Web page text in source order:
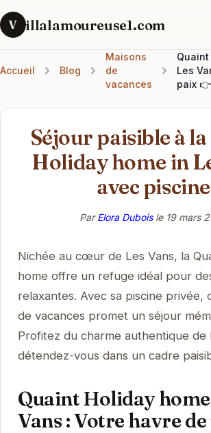
V illalamoureuse1.com
Accueil Blog
Maisons
de
vacances
Les
paix
Séjour paisible à
Holiday home in
avec piscine
ParElora Duboisle 19 mars
Nichée au cœur de Les Vans, la
home offre un refuge idéal pour
relaxantes. Avec sa piscine privée,
de vacances promet un séjour
Profitez du charme authentique de
détendez-vous dans un cadre
Quaint Holiday
Vans : Votre havre